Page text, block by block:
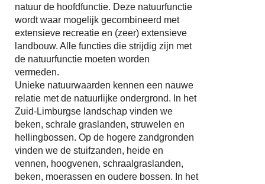
natuur de hoofdfunctie. Deze natuurfunctie
wordt waar mogelijk gecombineerd met
extensieve recreatie en (zeer) extensieve
landbouw. Alle functies die strijdig zijn met
de natuurfunctie moeten worden
vermeden.
Unieke natuurwaarden kennen een nauwe
relatie met de natuurlijke ondergrond. In het
Zuid-Limburgse landschap vinden we
beken, schrale graslanden, struwelen en
hellingbossen. Op de hogere zandgronden
vinden we de stuifzanden, heide en
vennen, hoogvenen, schraalgraslanden,
beken, moerassen en oudere bossen. In het